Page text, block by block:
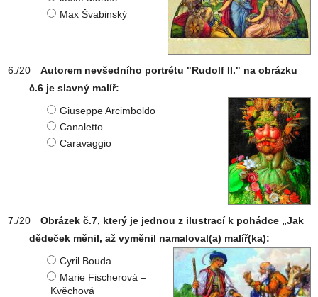
Max Švabinský
Autorem nevšedního portrétu "Rudolf II." na obrázku
č.6 je slavný malíř:
Giuseppe Arcimboldo
Canaletto
Caravaggio
Obrázek č.7, který je jednou z ilustrací k pohádce „Jak
dědeček měnil, až vyměnil namaloval(a) malíř(ka):
Cyril Bouda
Marie Fischerová –
Kvěchová